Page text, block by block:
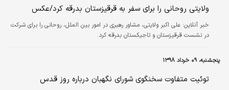
ولایتی روحانی را برای سفر به قرقیزستان بدرقه کرد/عکس
خبر آنلاین: علی اکبر ولایتی، مشاور رهبری در امور بین الملل، روحانی را برای شرکت
در نشست قرقیزستان و تاجیکستان بدرقه کرد.
پنجشنبه، ۰۹ خرداد ۱۳۹۸
توئیت متفاوت سخنگوی شورای نگهبان درباره روز قدس